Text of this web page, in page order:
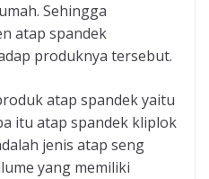
Sehingga
atap spandek
produknya tersebut.
atap spandek yaitu
itu atap spandek kliplok
jenis atap seng
yang memiliki